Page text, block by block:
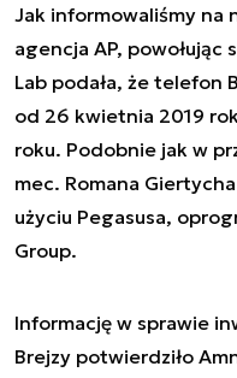
Jak informowaliśmy na
agencja AP, powołując
Lab podała, że telefon
od 26 kwietnia 2019
roku. Podobnie jak w
mec. Romana
użyciu Pegasusa,
Group.
Informację w sprawie
Brejzy potwierdziło